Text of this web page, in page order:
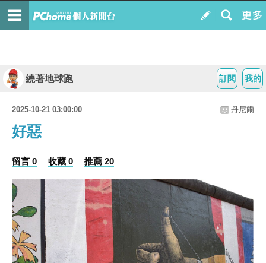
我的
訂閱
繞著地球跑
2025-10-21 03:00:00 丹尼爾
好惡
留言 0 收藏 0 推薦 20